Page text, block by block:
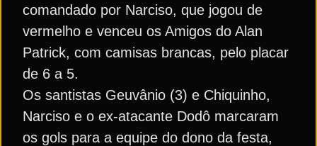
comandado por Narciso, que jogou de
vermelho e venceu os Amigos do Alan
Patrick, com camisas brancas, pelo placar
de 6 a 5.
Os santistas Geuvânio (3) e Chiquinho,
Narciso e o ex-atacante Dodô marcaram
os gols para a equipe do dono da festa,